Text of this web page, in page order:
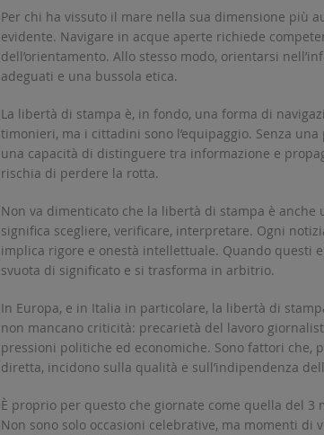
Per chi ha vissuto il mare nella sua dimensione più
evidente. Navigare in acque aperte richiede
dell’orientamento. Allo stesso modo, orientarsi
adeguati e una bussola etica.
La libertà di stampa è, in fondo, una forma di
timonieri, ma i cittadini sono l’equipaggio. Senza
una capacità di distinguere tra informazione e
rischia di perdere la rotta.
Non va dimenticato che la libertà di stampa è
significa scegliere, verificare, interpretare. Ogni
implica rigore e onestà intellettuale. Quando questi
svuota di significato e si trasforma in arbitrio.
In Europa, e in Italia in particolare, la libertà di
non mancano criticità: precarietà del lavoro
pressioni politiche ed economiche. Sono fattori che,
diretta, incidono sulla qualità e sull’indipendenza
È proprio per questo che giornate come quella del 3
Non sono solo occasioni celebrative, ma momenti di